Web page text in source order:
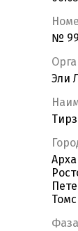
№ 99
Эли